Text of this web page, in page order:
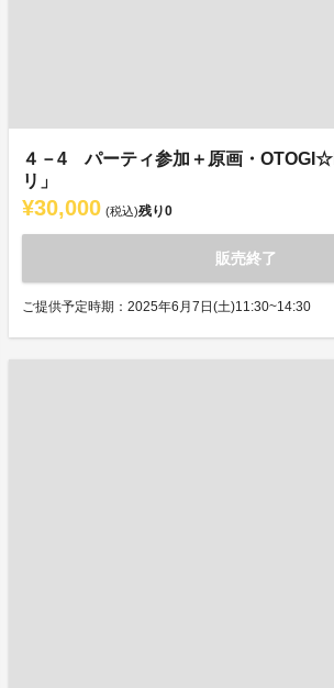
４－4 パーティ参加＋原画・
リ」
¥30,000 (税込)残り0
販売終了
ご提供予定時期：2025年6月7日(土)11:30~14:30